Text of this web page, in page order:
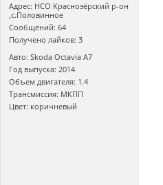
Адрес: НСО Краснозёрский р-он
,с.Половинное
Сообщений: 64
Получено лайков: 3
Авто: Skoda Octavia A7
Год выпуска: 2014
Объем двигателя: 1.4
Трансмиссия: МКПП
Цвет: коричневый